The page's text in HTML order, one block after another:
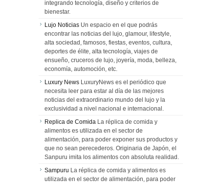
integrando tecnología, diseño y criterios de
bienestar.
Lujo Noticias Un espacio en el que podrás
encontrar las noticias del lujo, glamour, lifestyle,
alta sociedad, famosos, fiestas, eventos, cultura,
deportes de élite, alta tecnología, viajes de
ensueño, cruceros de lujo, joyería, moda, belleza,
economía, automoción, etc.
Luxury News LuxuryNews es el periódico que
necesita leer para estar al día de las mejores
noticias del extraordinario mundo del lujo y la
exclusividad a nivel nacional e internacional.
Replica de Comida La réplica de comida y
alimentos es utilizada en el sector de
alimentación, para poder exponer sus productos y
que no sean perecederos. Originaria de Japón, el
Sanpuru imita los alimentos con absoluta realidad.
Sampuru La réplica de comida y alimentos es
utilizada en el sector de alimentación, para poder